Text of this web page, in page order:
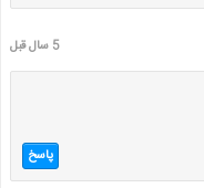
5 سال قبل
پاسخ